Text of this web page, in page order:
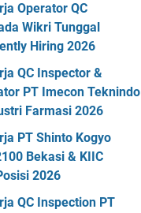
Operator QC
Wikri Tunggal
Hiring 2026
QC Inspector &
PT Imecon Teknindo
Farmasi 2026
PT Shinto Kogyo
Bekasi & KIIC
2026
QC Inspection PT